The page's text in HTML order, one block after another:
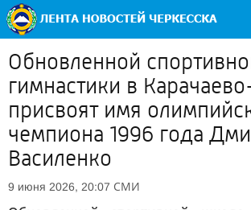
Обновленной
гимнастики в
присвоят имя
чемпиона 1996 года
Василенко
9 июня 2026, 20:07 СМИ